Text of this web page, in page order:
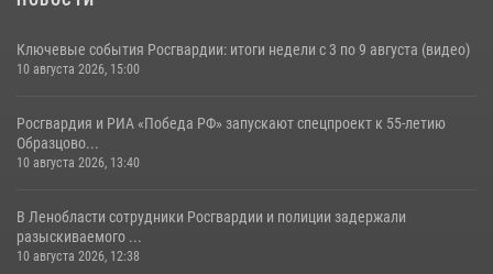
Ключевые события Росгвардии: итоги недели с 3 по 9 августа (видео)
10 августа 2026, 15:00
Росгвардия и РИА «Победа РФ» запускают спецпроект к 55-летию
Образцово...
10 августа 2026, 13:40
В Ленобласти сотрудники Росгвардии и полиции задержали
разыскиваемого ...
10 августа 2026, 12:38